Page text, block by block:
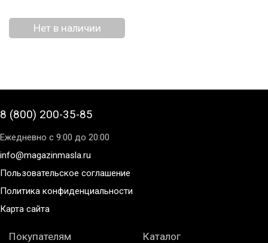
Нет в наличии
8 (800) 200-35-85
Ежедневно с 9:00 до 20:00
info@magazinmasla.ru
Пользовательское соглашение
Политика конфиденциальности
Карта сайта
Покупателям Каталог